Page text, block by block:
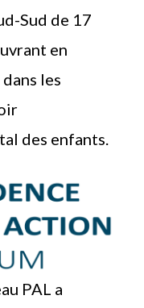
Sud de 17
en
les
des enfants.
PAL a